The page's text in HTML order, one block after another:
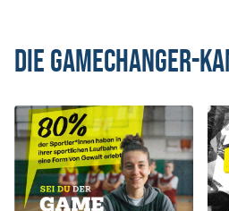
Die Gamechanger-